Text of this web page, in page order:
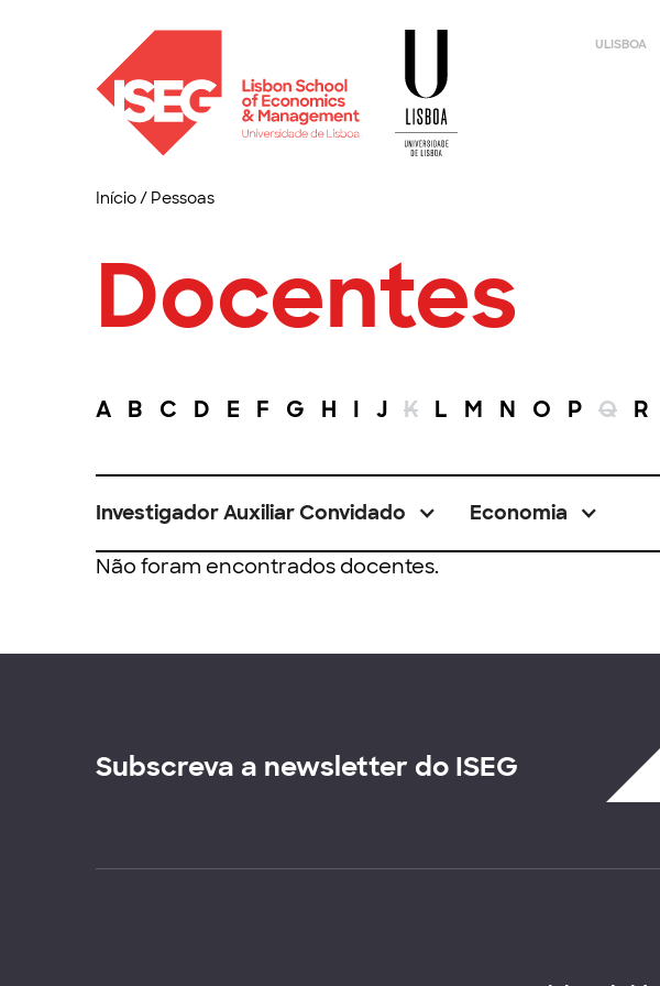
ULISBOA
Início/ Pessoas
Docentes
A B C D E F G H I J K L M N O P Q R
Investigador Auxiliar Convidado Economia
Não foram encontrados docentes.
Subscreva a newsletter do ISEG